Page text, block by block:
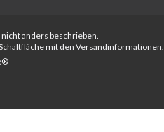
nicht anders beschrieben.
mit den Versandinformationen.